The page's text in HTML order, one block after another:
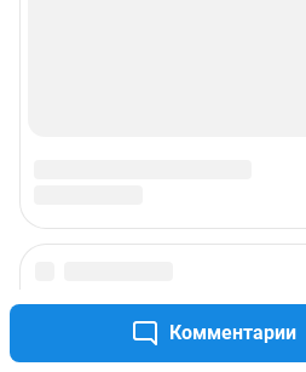
Комментарии